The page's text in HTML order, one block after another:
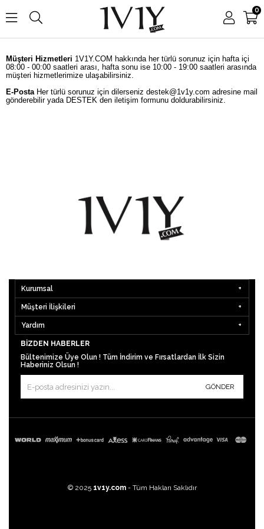
0
Müşteri Hizmetleri 1V1Y.COM hakkında her türlü sorunuz için hafta içi
08:00 - 00:00 saatleri arası, hafta sonu ise 10:00 - 19:00 saatleri arasında
müşteri hizmetlerimize ulaşabilirsiniz.
E-PostaHer türlü sorunuz için dilerseniz destek@1v1y.com adresine mail
gönderebilir yada DESTEK den iletişim formunu doldurabilirsiniz.
Kurumsal
Müşteri İlişkileri
Yardım
BIZDEN HABERLER
Bültenimize Üye Olun ! Tüm İndirim ve Fırsatlardan İlk Sizin
Haberiniz Olsun !
GÖNDER
© 2025 1v1y.com- Tüm Hakları Saklıdır